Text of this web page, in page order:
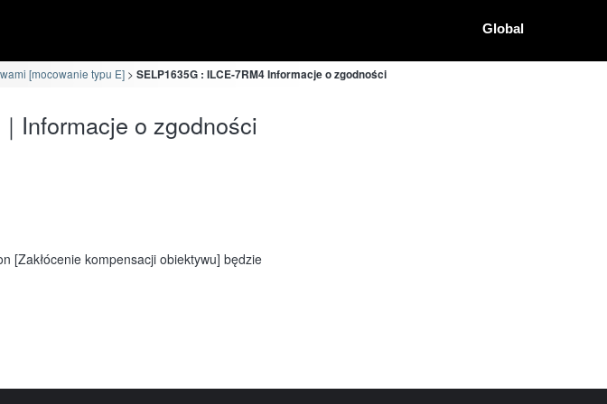
Global
[mocowanie typu E] SELP1635G : ILCE-7RM4 Informacje o zgodności
Informacje o zgodności
[Zakłócenie kompensacji obiektywu] będzie